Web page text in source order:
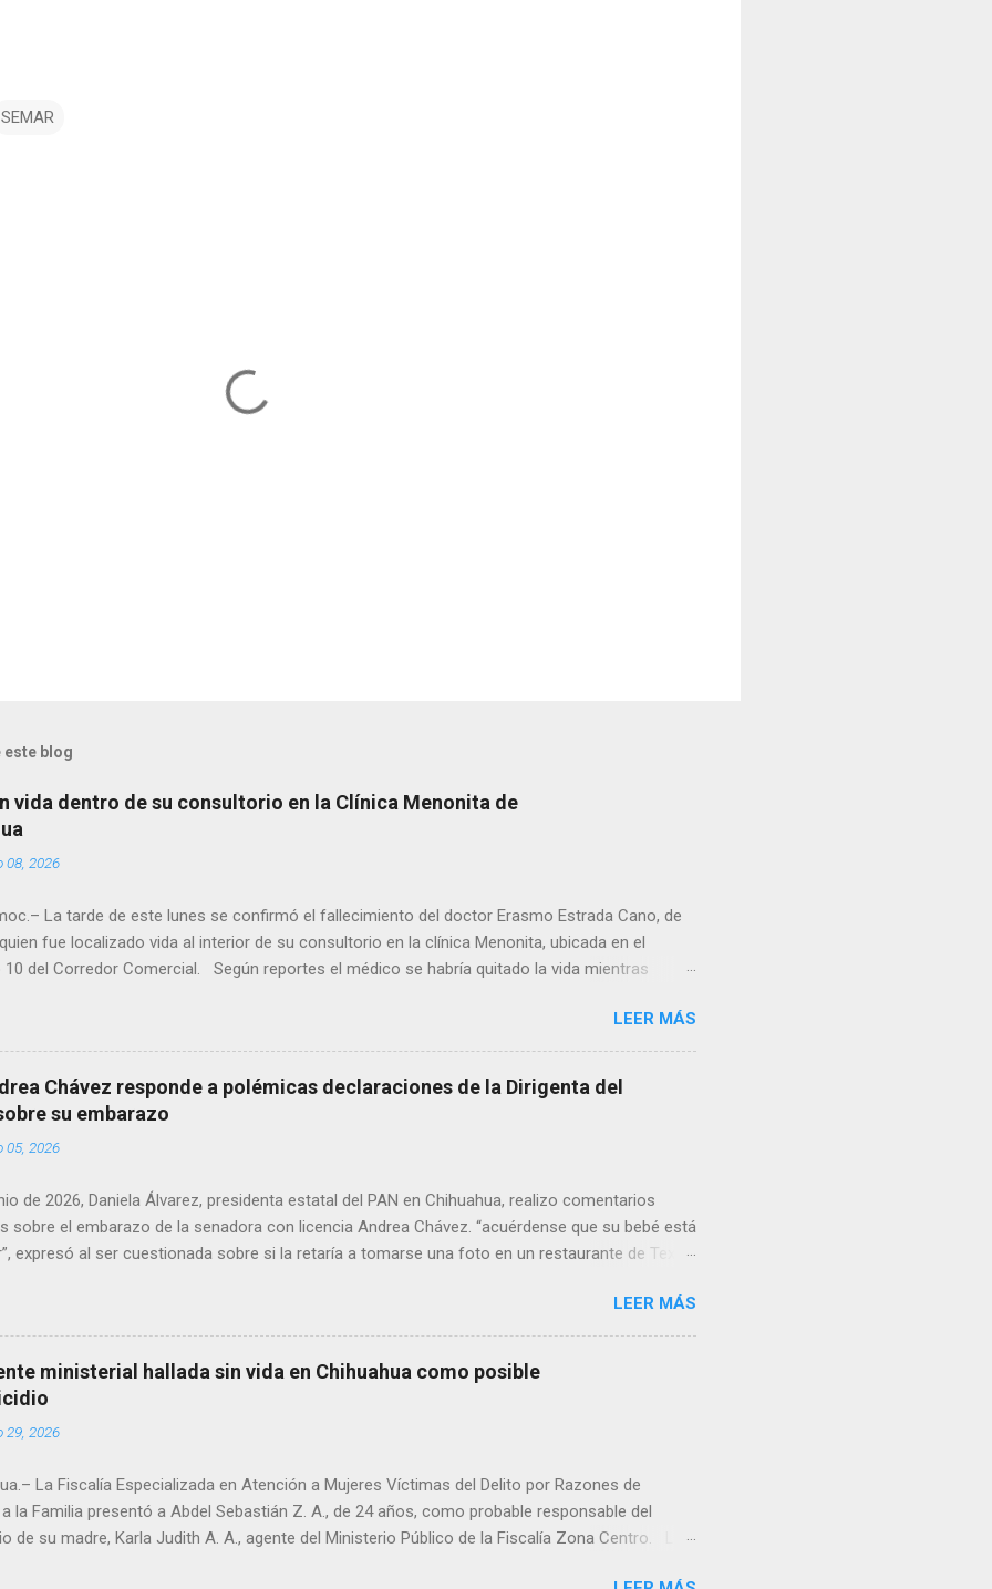
SEMAR
este blog
vida dentro de su consultorio en la Clínica Menonita de
08, 2026
La tarde de este lunes se confirmó el fallecimiento del doctor Erasmo Estrada Cano, de
fue localizado vida al interior de su consultorio en la clínica Menonita, ubicada en el
del Corredor Comercial. Según reportes el médico se habría quitado la vida mientras
ya sin signos vitales. Erasmo Estrada, quien se desempeñó como presidente del Club
el periodo 2023–2024, era un médico reconocido en la región.
LEER MÁS
Chávez responde a polémicas declaraciones de la Dirigenta del
su embarazo
05, 2026
de 2026, Daniela Álvarez, presidenta estatal del PAN en Chihuahua, realizo comentarios
sobre el embarazo de la senadora con licencia Andrea Chávez. “acuérdense que su bebé está
expresó al ser cuestionada sobre si la retaría a tomarse una foto en un restaurante de Texas
porque hay muchas emociones fuertes, ¿Qué tal si se le ocurre que a lo mejor en el IMSS?,
se le ocurre cruzar y luego le den un susto, y pues la criatura se adelante o algo?, yo creo que
ser cuidadosa porque los personajes de Morena, cada que cruzan, cruzan así de que, 'por
pase que pase, que pase', todos están bajo esa amenaza justamente por los vínculos y las
polémicas al trasladar la confrontación política h...
LEER MÁS
ministerial hallada sin vida en Chihuahua como posible
29, 2026
La Fiscalía Especializada en Atención a Mujeres Víctimas del Delito por Razones de
la Familia presentó a Abdel Sebastián Z. A., de 24 años, como probable responsable del
de su madre, Karla Judith A. A., agente del Ministerio Público de la Fiscalía Zona Centro. La